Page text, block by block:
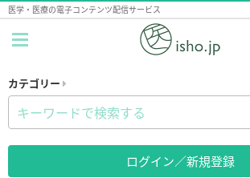
医学・医療の電子コンテンツ配信サービス
カテゴリー
ログイン／新規登録